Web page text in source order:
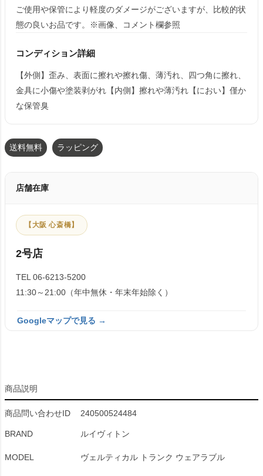
ご使用や保管により軽度のダメージがございますが、比較的状
態の良いお品です。※画像、コメント欄参照
コンディション詳細
【外側】歪み、表面に擦れや擦れ傷、薄汚れ、四つ角に擦れ、
金具に小傷や塗装剥がれ【内側】擦れや薄汚れ【におい】僅か
な保管臭
送料無料 ラッピング
店舗在庫
【大阪 心斎橋】
2号店
TEL 06-6213-5200
11:30～21:00（年中無休・年末年始除く）
Googleマップで見る →
商品説明
商品問い合わせID 240500524484
BRAND ルイヴィトン
MODEL ヴェルティカル トランク ウェアラブル